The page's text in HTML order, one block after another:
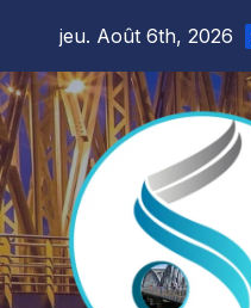
content
jeu. Août 6th, 2026